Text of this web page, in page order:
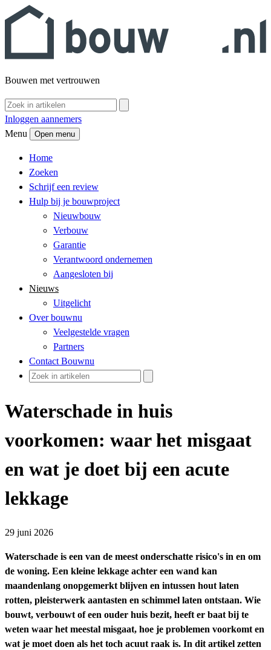
Bouwen met vertrouwen
Inloggen aannemers
Menu
Open menu
Home
Zoeken
Schrijf een review
Hulp bij je bouwproject
Nieuwbouw
Verbouw
Garantie
Verantwoord ondernemen
Aangesloten bij
Nieuws
Uitgelicht
Over bouwnu
Veelgestelde vragen
Partners
Contact Bouwnu
Waterschade in huis
voorkomen: waar het misgaat
en wat je doet bij een acute
lekkage
29 juni 2026
Waterschade is een van de meest onderschatte risico's in en om
de woning. Een kleine lekkage achter een wand kan
maandenlang onopgemerkt blijven en intussen hout laten
rotten, pleisterwerk aantasten en schimmel laten ontstaan. Wie
bouwt, verbouwt of een ouder huis bezit, heeft er baat bij te
weten waar het meestal misgaat, hoe je problemen voorkomt en
wat je moet doen als het toch acuut raak is. In dit artikel zetten